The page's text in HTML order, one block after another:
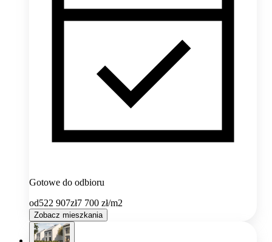
Gotowe do odbioru
od522 907zł7 700 zł/m2
Zobacz mieszkania